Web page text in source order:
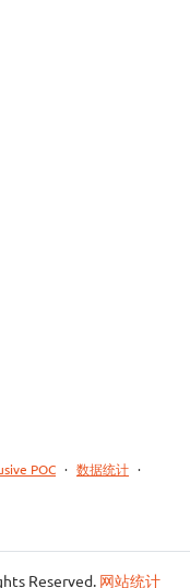
POC · 数据统计 ·
Reserved. 网站统计